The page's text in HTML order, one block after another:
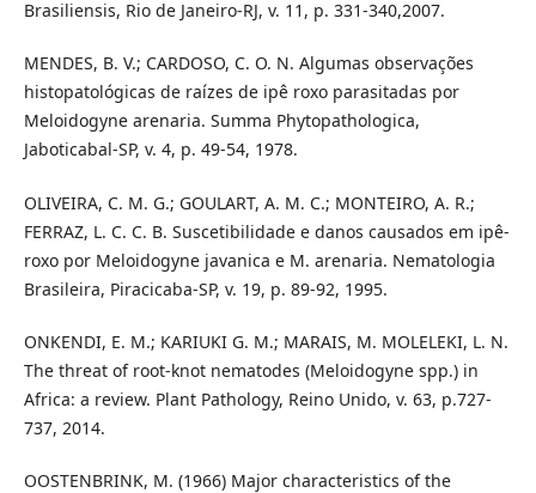
Brasiliensis, Rio de Janeiro-RJ, v. 11, p. 331-340,2007.
MENDES, B. V.; CARDOSO, C. O. N. Algumas observações
histopatológicas de raízes de ipê roxo parasitadas por
Meloidogyne arenaria. Summa Phytopathologica,
Jaboticabal-SP, v. 4, p. 49-54, 1978.
OLIVEIRA, C. M. G.; GOULART, A. M. C.; MONTEIRO, A. R.;
FERRAZ, L. C. C. B. Suscetibilidade e danos causados em ipê-
roxo por Meloidogyne javanica e M. arenaria. Nematologia
Brasileira, Piracicaba-SP, v. 19, p. 89-92, 1995.
ONKENDI, E. M.; KARIUKI G. M.; MARAIS, M. MOLELEKI, L. N.
The threat of root-knot nematodes (Meloidogyne spp.) in
Africa: a review. Plant Pathology, Reino Unido, v. 63, p.727-
737, 2014.
OOSTENBRINK, M. (1966) Major characteristics of the